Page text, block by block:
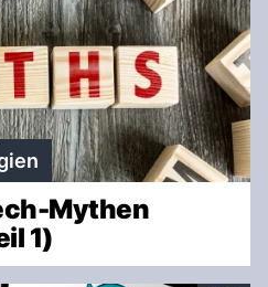
Mythen
1)